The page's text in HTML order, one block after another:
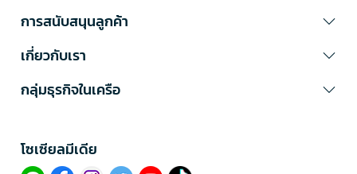
การสนับสนุนลูกค้า
เกี่ยวกับเรา
กลุ่มธุรกิจในเครือ
โซเซียลมีเดีย​